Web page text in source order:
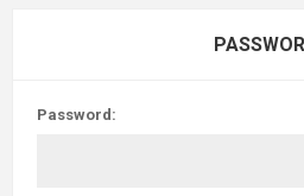
Password: